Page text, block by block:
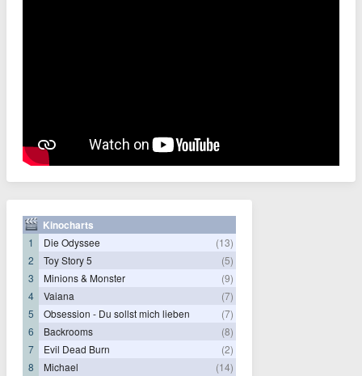
Kinocharts
1 Die Odyssee
(13)
2
Toy Story 5
(5)
3
Minions & Monster
(9)
4
Vaiana
(7)
5
Obsession - Du sollst mich lieben
(7)
6
Backrooms
(8)
7
Evil Dead Burn
(2)
8
Michael
(14)